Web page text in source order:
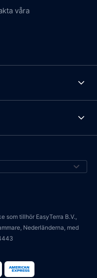
våra
som tillhör EasyTerra B.V.,
Nederländerna, med